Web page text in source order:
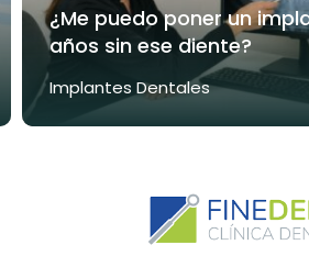
¿Me puedo poner un
años sin ese diente?
Implantes Dentales